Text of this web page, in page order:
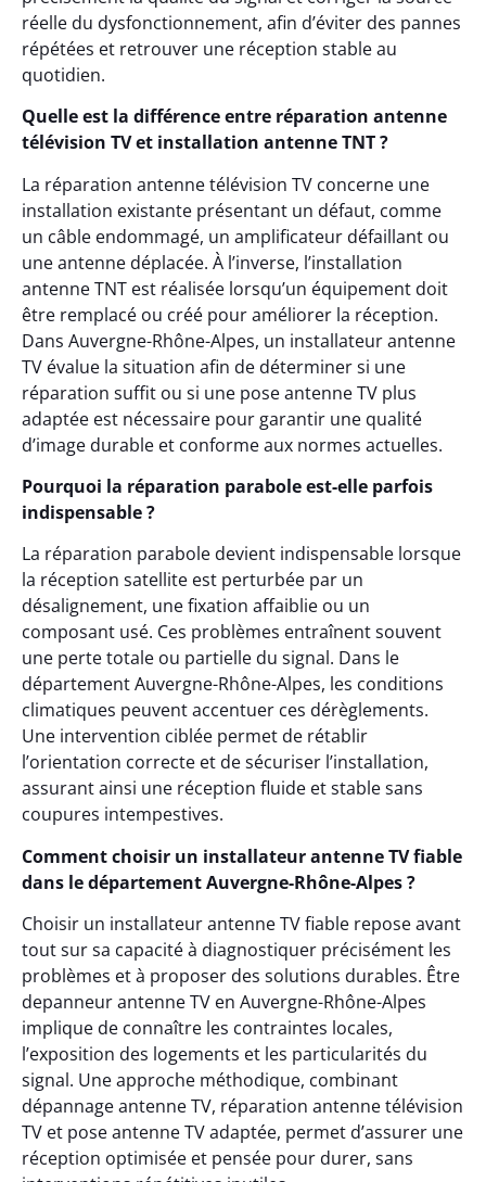
réelle du dysfonctionnement, afin d’éviter des pannes
répétées et retrouver une réception stable au
quotidien.
Quelle est la différence entre réparation antenne
télévision TV et installation antenne TNT ?
La réparation antenne télévision TV concerne une
installation existante présentant un défaut, comme
un câble endommagé, un amplificateur défaillant ou
une antenne déplacée. À l’inverse, l’installation
antenne TNT est réalisée lorsqu’un équipement doit
être remplacé ou créé pour améliorer la réception.
Dans Auvergne-Rhône-Alpes, un installateur antenne
TV évalue la situation afin de déterminer si une
réparation suffit ou si une pose antenne TV plus
adaptée est nécessaire pour garantir une qualité
d’image durable et conforme aux normes actuelles.
Pourquoi la réparation parabole est-elle parfois
indispensable ?
La réparation parabole devient indispensable lorsque
la réception satellite est perturbée par un
désalignement, une fixation affaiblie ou un
composant usé. Ces problèmes entraînent souvent
une perte totale ou partielle du signal. Dans le
département Auvergne-Rhône-Alpes, les conditions
climatiques peuvent accentuer ces dérèglements.
Une intervention ciblée permet de rétablir
l’orientation correcte et de sécuriser l’installation,
assurant ainsi une réception fluide et stable sans
coupures intempestives.
Comment choisir un installateur antenne TV fiable
dans le département Auvergne-Rhône-Alpes ?
Choisir un installateur antenne TV fiable repose avant
tout sur sa capacité à diagnostiquer précisément les
problèmes et à proposer des solutions durables. Être
depanneur antenne TV en Auvergne-Rhône-Alpes
implique de connaître les contraintes locales,
l’exposition des logements et les particularités du
signal. Une approche méthodique, combinant
dépannage antenne TV, réparation antenne télévision
TV et pose antenne TV adaptée, permet d’assurer une
réception optimisée et pensée pour durer, sans